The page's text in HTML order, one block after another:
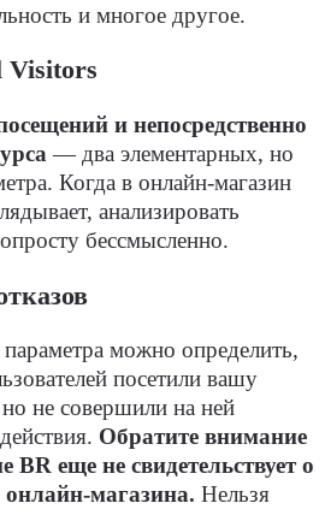
и многое другое.
Visitors
и непосредственно
— два элементарных, но
Когда в онлайн-магазин
анализировать
бессмысленно.
можно определить,
посетили вашу
не совершили на ней
Обратите внимание
еще не свидетельствует о
магазина. Нельзя